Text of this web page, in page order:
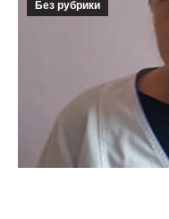
Без рубрики